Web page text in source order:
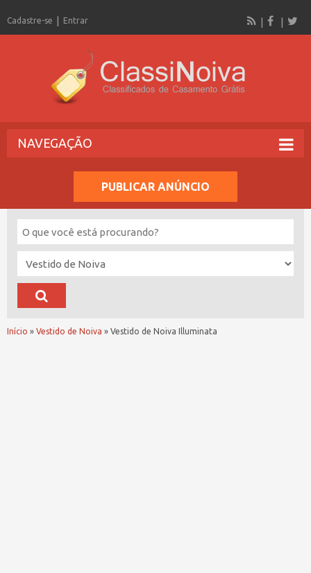
Cadastre-se Entrar
NAVEGAÇÃO
PUBLICAR ANÚNCIO
Início » Vestido de Noiva » Vestido de Noiva Illuminata